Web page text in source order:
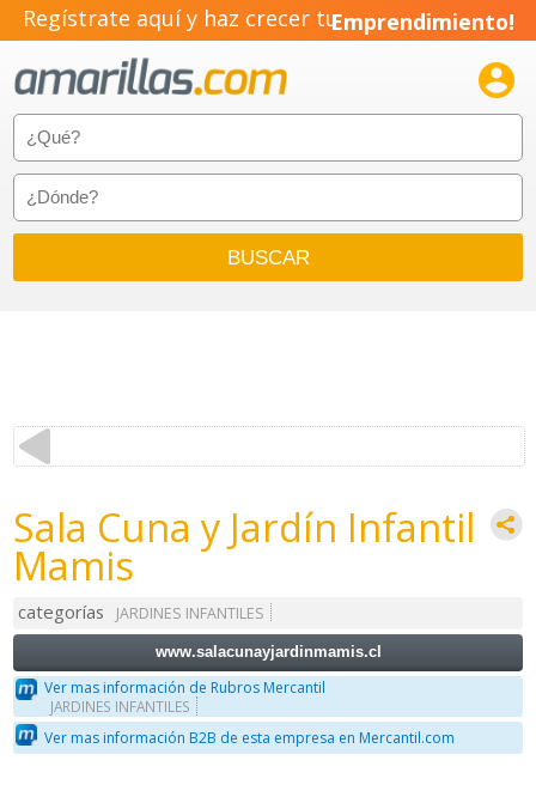
Regístrate aquí y haz crecer tuEmprendimiento!

Sala Cuna y Jardín Infantil
Mamis
categorías JARDINES INFANTILES
www.salacunayjardinmamis.cl
Ver mas información de Rubros Mercantil
JARDINES INFANTILES
Ver mas información B2B de esta empresa en Mercantil.com